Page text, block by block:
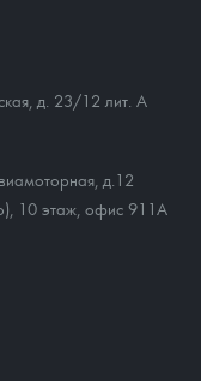
д. 23/12 лит. А
д.12
10 этаж, офис 911А